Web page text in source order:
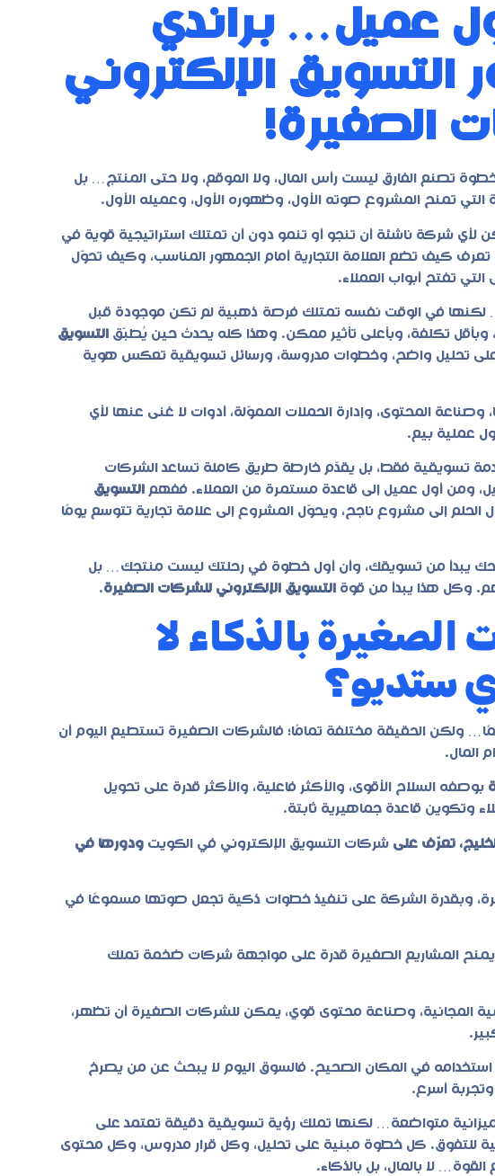
عميل… براندي
الإلكتروني
الصغيرة!
تصنع الفارق ليست رأس المال، ولا الموقع، ولا حتى المنتج… بل
التي تمنح المشروع صوته الأول، وظهوره الأول، وعميله الأول.
لأي شركة ناشئة أن تنجو أو تنمو دون أن تمتلك استراتيجية قوية في
تعرف كيف تضع العلامة التجارية أمام الجمهور المناسب، وكيف تحوّل
تفتح أبواب العملاء.
لكنها في الوقت نفسه تمتلك فرصة ذهبية لم تكن موجودة قبل
تكلفة، وبأعلى تأثير ممكن. وهذا كله يحدث حين يُطبّق التسويق
تحليل واضح، وخطوات مدروسة، ورسائل تسويقية تعكس هوية
المحتوى، وإدارة الحملات المموّلة، أدوات لا غنى عنها لأي
عملية بيع.
خدمة تسويقية فقط، بل يقدّم خارطة طريق كاملة تساعد الشركات
ومن أول عميل إلى قاعدة مستمرة من العملاء. ففهم التسويق
الحلم إلى مشروع ناجح، ويحوّل المشروع إلى علامة تجارية تتوسع يومًا
يبدأ من تسويقك، وأن أول خطوة في رحلتك ليست منتجك… بل
وكل هذا يبدأ من قوة التسويق الإلكتروني للشركات الصغيرة.
بالذكاء لا
ستديو؟
ولكن الحقيقة مختلفة تمامًا؛ فالشركات الصغيرة تستطيع اليوم أن
المال.
بوصفه السلاح الأقوى، والأكثر فاعلية، والأكثر قدرة على تحويل
وتكوين قاعدة جماهيرية ثابتة.
تعرّف على شركات التسويق الإلكتروني في الكويت ودورها في
وبقدرة الشركة على تنفيذ خطوات ذكية تجعل صوتها مسموعًا في
يمنح المشاريع الصغيرة قدرة على مواجهة شركات ضخمة تملك
المجانية، وصناعة محتوى قوي، يمكن للشركات الصغيرة أن تظهر،
استخدامه في المكان الصحيح. فالسوق اليوم لا يبحث عن من يصرخ
أسرع.
متواضعة… لكنها تملك رؤية تسويقية دقيقة تعتمد على
للتفوق. كل خطوة مبنية على تحليل، وكل قرار مدروس، وكل محتوى
لا بالمال، بل بالذكاء.